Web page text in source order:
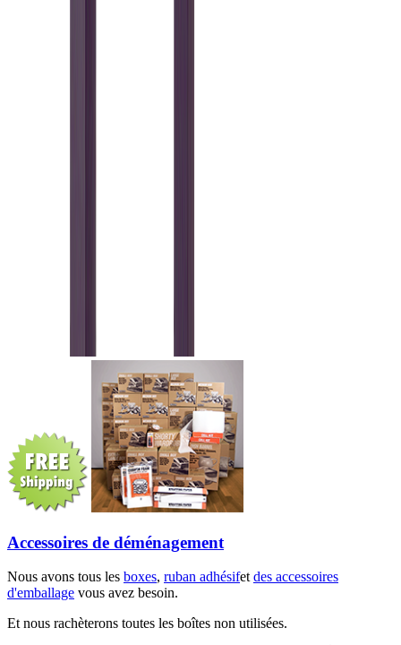
Accessoires de déménagement
Nous avons tous les boxes, ruban adhésifetdes accessoires
d'emballage vous avez besoin.
Et nous rachèterons toutes les boîtes non utilisées.